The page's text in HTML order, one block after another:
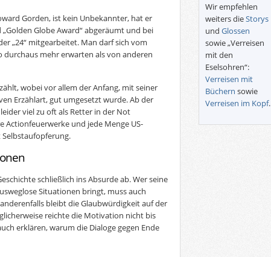
Gorden, ist kein Unbekannter, hat er
Globe Award“ abgeräumt und bei
„24“ mitgearbeitet. Man darf sich vom
durchaus mehr erwarten als von anderen
wobei vor allem der Anfang, mit seiner
Erzählart, gut umgesetzt wurde. Ab der
viel zu oft als Retter in der Not
Actionfeuerwerke und jede Menge US-
schließlich ins Absurde ab. Wer seine
Situationen bringt, muss auch
bleibt die Glaubwürdigkeit auf der
reichte die Motivation nicht bis
erklären, warum die Dialoge gegen Ende
Wir empfehlen
weiters dieStorys
und Glossen
sowie „Verreisen
mit den
Eselsohren“:
Verreisen mit
Büchern sowie
Verreisen im Kopf.